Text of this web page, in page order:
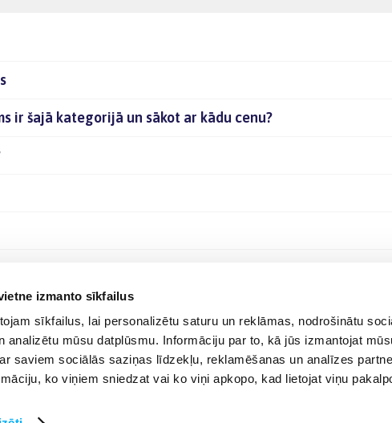
izmanto sīkfailus
sīkfailus, lai personalizētu saturu un reklāmas, nodrošinātu
analizētu mūsu datplūsmu. Informāciju par to, kā jūs izmantojat
saviem sociālās saziņas līdzekļu, reklamēšanas un analīzes
ko viņiem sniedzat vai ko viņi apkopo, kad lietojat viņu
ir šajā kategorijā un sākot ar kādu cenu?